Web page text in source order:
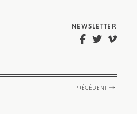
NEWSLETTER
PRÉCÉDENT